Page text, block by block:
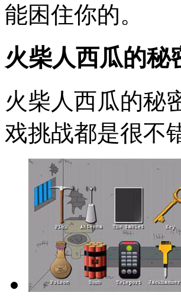
能困住你的。
火柴人西瓜的秘
火柴人西瓜的秘
戏挑战都是很不